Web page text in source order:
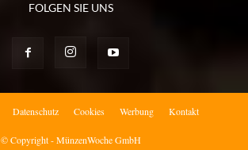
FOLGEN SIE UNS
Datenschutz Cookies Werbung Kontakt
© Copyright - MünzenWoche GmbH